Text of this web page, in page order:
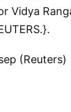
Vidya
(Reuters)